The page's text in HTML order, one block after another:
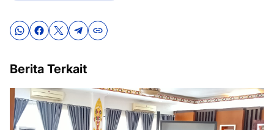
Berita Terkait